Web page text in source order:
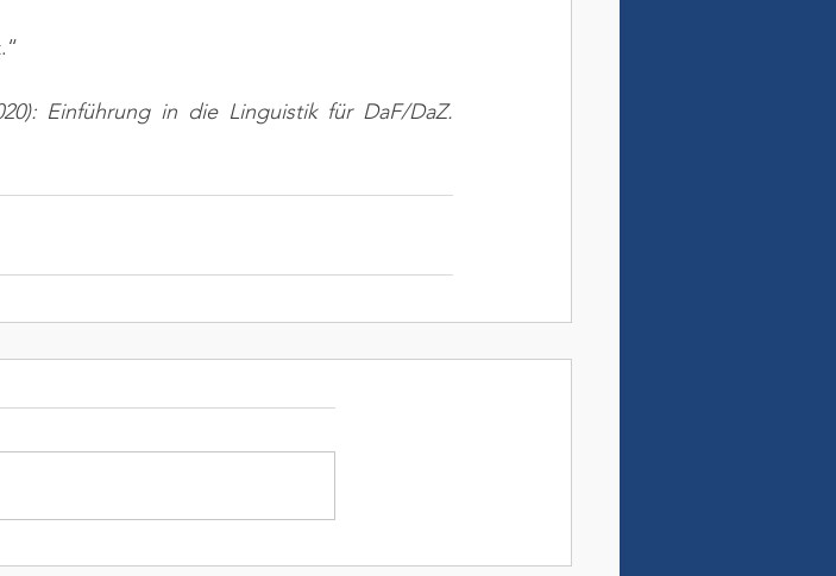
Einführung in die Linguistik für DaF/DaZ.